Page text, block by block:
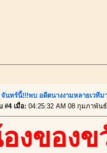
นทร์นี้!!!พบ อดีตนางงามหลายเวที
#4 เมื่อ: 04:25:32 AM 08 กุมภาพัน
งของ